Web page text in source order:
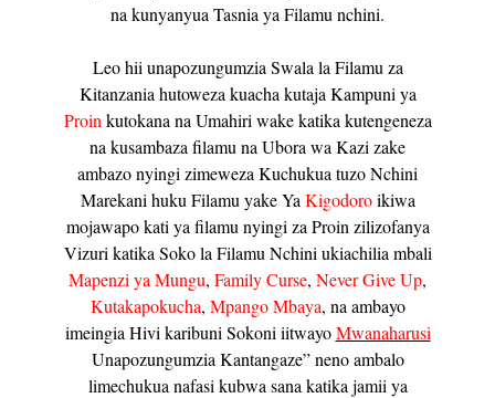
na kunyanyua Tasnia ya Filamu nchini.
Leo hii unapozungumzia Swala la Filamu za
Kitanzania hutoweza kuacha kutaja Kampuni ya
Proin kutokana na Umahiri wake katika kutengeneza
na kusambaza filamu na Ubora wa Kazi zake
ambazo nyingi zimeweza Kuchukua tuzo Nchini
Marekani huku Filamu yake Ya Kigodoroikiwa
mojawapo kati ya filamu nyingi za Proin zilizofanya
Vizuri katika Soko la Filamu Nchini ukiachilia mbali
Mapenzi ya Mungu, Family Curse, Never Give Up,
Kutakapokucha, Mpango Mbaya, na ambayo
imeingia Hivi karibuni Sokoni iitwayoMwanaharusi
Unapozungumzia Kantangaze” neno ambalo
limechukua nafasi kubwa sana katika jamii ya